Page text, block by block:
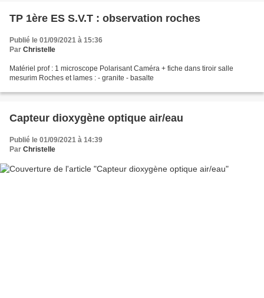
TP 1ère ES S.V.T : observation roches
Publié le 01/09/2021 à 15:36
Par Christelle
Matériel prof : 1 microscope Polarisant Caméra + fiche dans tiroir salle
mesurim Roches et lames : - granite - basalte
Capteur dioxygène optique air/eau
Publié le 01/09/2021 à 14:39
Par Christelle